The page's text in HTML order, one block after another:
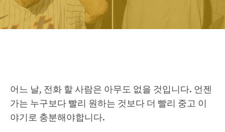
어느 날, 전화 할 사람은 아무도 없을 것입니다. 언젠
가는 누구보다 빨리 원하는 것보다 더 빨리 중고 이
야기로 충분해야합니다.